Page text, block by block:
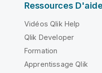
Ressources
Vidéos Qlik Help
Qlik Developer
Formation
Apprentissage Qlik